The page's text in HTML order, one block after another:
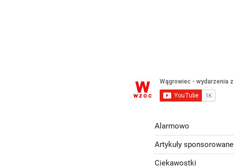
Alarmowo
Artykuły sponsorowane
Ciekawostki